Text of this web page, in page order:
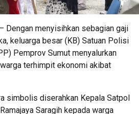
– Dengan menyisihkan sebagian gaji
keluarga besar (KB) Satuan Polisi
Pemprov Sumut menyalurkan
terhimpit ekonomi akibat
simbolis diserahkan Kepala Satpol
Saragih kepada warga